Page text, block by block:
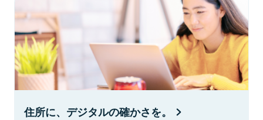
住所に、デジタルの確かさを。